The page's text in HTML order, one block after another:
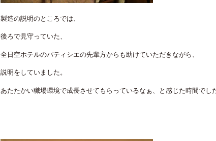
製造の説明のところでは、
後ろで見守っていた、
全日空ホテルのパティシエの先輩方からも助けていただきながら、
説明をしていました。
あたたかい職場環境で成長させてもらっているなぁ、と感じた時間でし